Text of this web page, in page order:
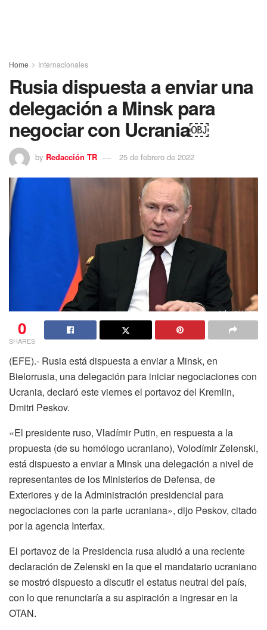
Home Internacionales
Rusia dispuesta a enviar una
delegación a Minsk para
negociar con Ucrania￼
by Redacción TR 25 de febrero de 2022
0
SHARES
(EFE).- Rusia está dispuesta a enviar a Minsk, en
Bielorrusia, una delegación para iniciar negociaciones con
Ucrania, declaró este viernes el portavoz del Kremlin,
Dmitri Peskov.
«El presidente ruso, Vladímir Putin, en respuesta a la
propuesta (de su homólogo ucraniano), Volodímir Zelenski,
está dispuesto a enviar a Minsk una delegación a nivel de
representantes de los Ministerios de Defensa, de
Exteriores y de la Administración presidencial para
negociaciones con la parte ucraniana», dijo Peskov, citado
por la agencia Interfax.
El portavoz de la Presidencia rusa aludió a una reciente
declaración de Zelenski en la que el mandatario ucraniano
se mostró dispuesto a discutir el estatus neutral del país,
con lo que renunciaría a su aspiración a ingresar en la
OTAN.